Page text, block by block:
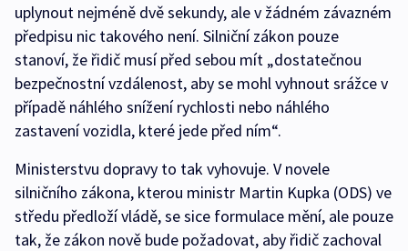
uplynout nejméně dvě sekundy, ale v žádném závazném
předpisu nic takového není. Silniční zákon pouze
stanoví, že řidič musí před sebou mít „dostatečnou
bezpečnostní vzdálenost, aby se mohl vyhnout srážce v
případě náhlého snížení rychlosti nebo náhlého
zastavení vozidla, které jede před ním“.
Ministerstvu dopravy to tak vyhovuje. V novele
silničního zákona, kterou ministr Martin Kupka (ODS) ve
středu předloží vládě, se sice formulace mění, ale pouze
tak, že zákon nově bude požadovat, aby řidič zachoval